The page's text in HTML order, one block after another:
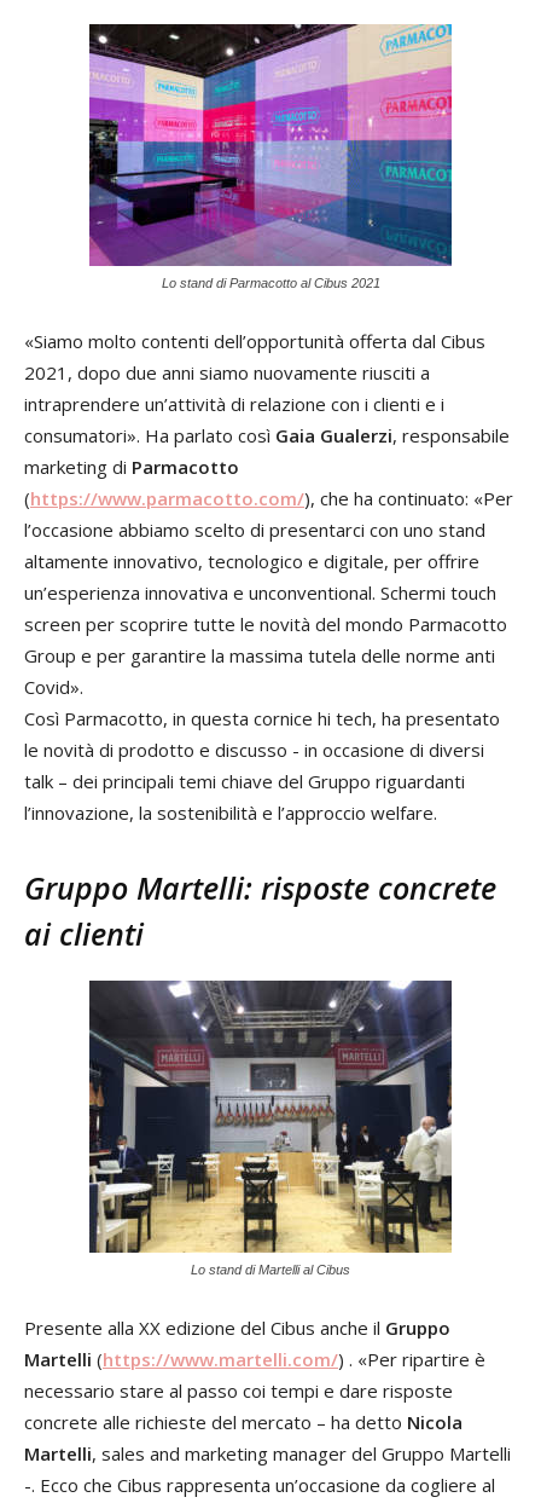
Lo stand di Parmacotto al Cibus 2021
«Siamo molto contenti dell’opportunità offerta dal Cibus
2021, dopo due anni siamo nuovamente riusciti a
intraprendere un’attività di relazione con i clienti e i
consumatori». Ha parlato così Gaia Gualerzi, responsabile
marketing di Parmacotto
(https://www.parmacotto.com/), che ha continuato: «Per
l’occasione abbiamo scelto di presentarci con uno stand
altamente innovativo, tecnologico e digitale, per offrire
un’esperienza innovativa e unconventional. Schermi touch
screen per scoprire tutte le novità del mondo Parmacotto
Group e per garantire la massima tutela delle norme anti
Covid».
Così Parmacotto, in questa cornice hi tech, ha presentato
le novità di prodotto e discusso - in occasione di diversi
talk – dei principali temi chiave del Gruppo riguardanti
l’innovazione, la sostenibilità e l’approccio welfare.
Gruppo Martelli: risposte concrete
ai clienti
Lo stand di Martelli al Cibus
Presente alla XX edizione del Cibus anche il Gruppo
Martelli (https://www.martelli.com/) . «Per ripartire è
necessario stare al passo coi tempi e dare risposte
concrete alle richieste del mercato – ha detto Nicola
Martelli, sales and marketing manager del Gruppo Martelli
-. Ecco che Cibus rappresenta un’occasione da cogliere al